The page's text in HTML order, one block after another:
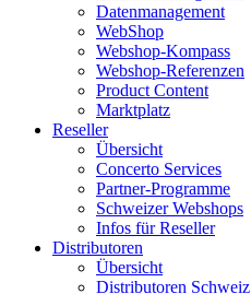
Datenmanagement
WebShop
Webshop-Kompass
Webshop-Referenzen
Product Content
Marktplatz
Reseller
Übersicht
Concerto Services
Partner-Programme
Schweizer Webshops
Infos für Reseller
Distributoren
Übersicht
Distributoren Schweiz